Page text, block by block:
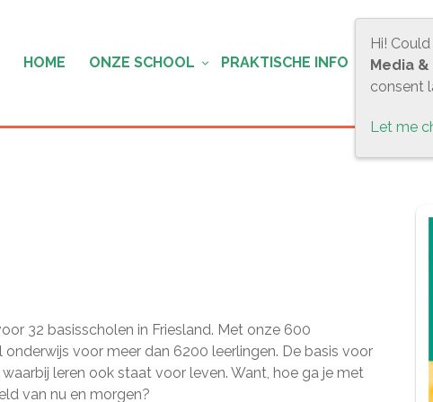
HOME ONZE SCHOOL PRAKTISCHE INFO
32 basisscholen in Friesland. Met onze 600
voor meer dan 6200 leerlingen. De basis voor
waarbij leren ook staat voor leven. Want, hoe ga je met
van nu en morgen?
Hi!
Media
consent
Let me